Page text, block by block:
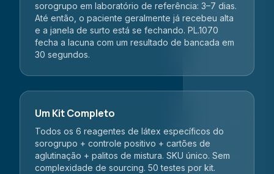
sorogrupo em laboratório de referência: 3–7 dias.
Até então, o paciente geralmente já recebeu alta
e a janela de surto está se fechando. PL.1070
fecha a lacuna com um resultado de bancada em
30 segundos.
Um Kit Completo
Todos os 6 reagentes de látex específicos do
sorogrupo + controle positivo + cartões de
aglutinação + palitos de mistura. SKU único. Sem
complexidade de sourcing. 50 testes por kit.